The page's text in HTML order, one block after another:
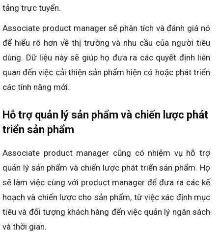
tảng trực tuyến.
Associate product manager sẽ phân tích và đánh giá nó
để hiểu rõ hơn về thị trường và nhu cầu của người tiêu
dùng. Dữ liệu này sẽ giúp họ đưa ra các quyết định liên
quan đến việc cải thiện sản phẩm hiện có hoặc phát triển
các tính năng mới.
Hỗ trợ quản lý sản phẩm và chiến lược phát
triển sản phẩm
Associate product manager cũng có nhiệm vụ hỗ trợ
quản lý sản phẩm và chiến lược phát triển sản phẩm. Họ
sẽ làm việc cùng với product manager để đưa ra các kế
hoạch và chiến lược cho sản phẩm, từ việc xác định mục
tiêu và đối tượng khách hàng đến việc quản lý ngân sách
và thời gian.